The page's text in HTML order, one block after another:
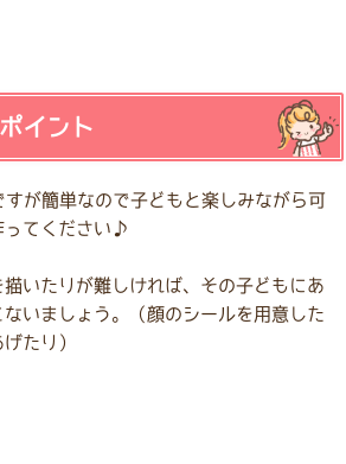
イント
が簡単なので子どもと楽しみながら可
ってください♪
いたりが難しければ、その子どもにあ
いましょう。（顔のシールを用意した
たり）